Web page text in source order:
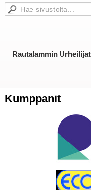
Rautalammin Urheilijat
Kumppanit